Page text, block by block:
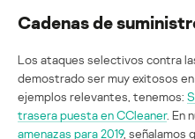
Cadenas de
Los ataques selectivos contra
demostrado ser muy exitosos
ejemplos relevantes, tenemos:
trasera puesta en CCleaner. En
amenazas para 2019, señalamos